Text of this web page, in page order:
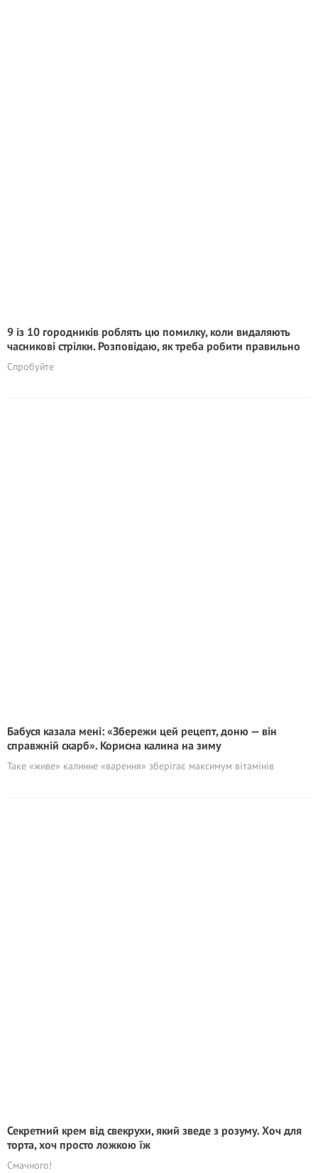
9 із 10 городників роблять цю помилку, коли видаляють
часникові стрілки. Розповідаю, як треба робити правильно
Спробуйте
Бабуся казала мені: «Збережи цей рецепт, доню — він
справжній скарб». Корисна калина на зиму
Таке «живе» калинне «варення» зберігає максимум вітамінів
Секретний крем від свекрухи, який зведе з розуму. Хоч для
торта, хоч просто ложкою їж
Смачного!